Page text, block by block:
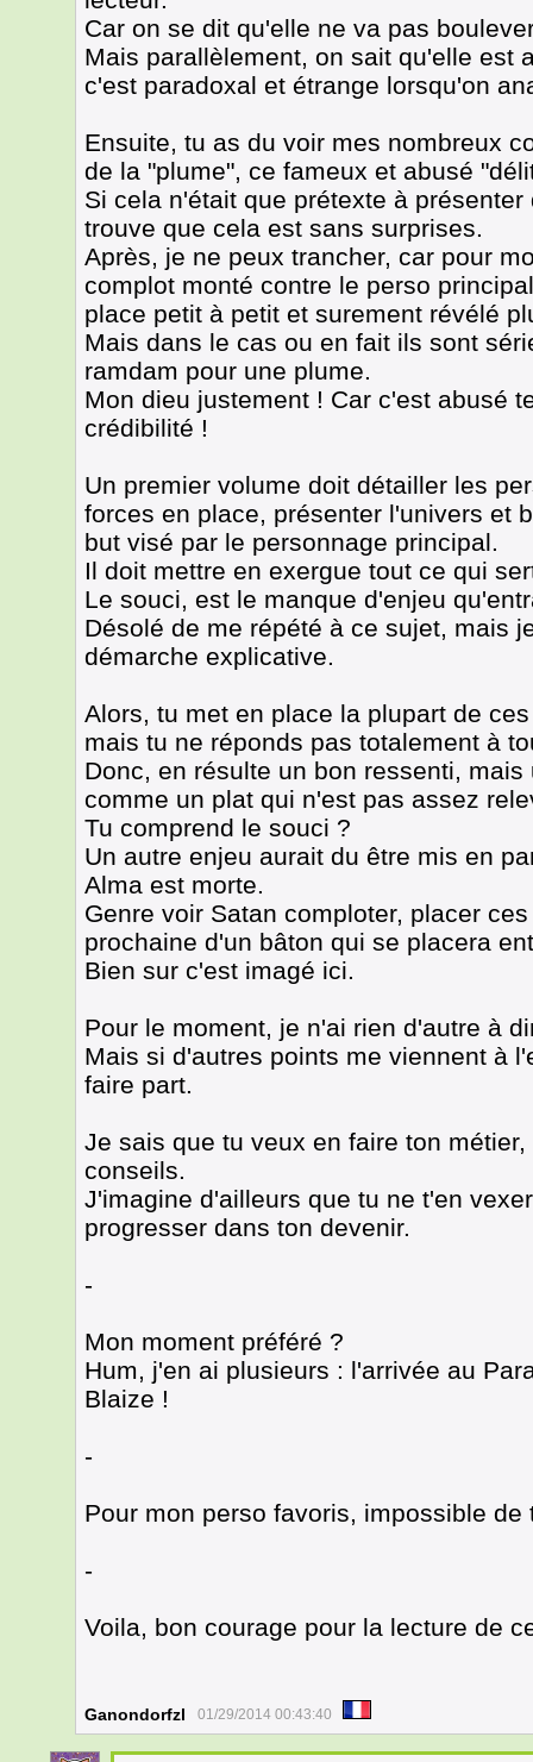
Car on se dit qu'elle ne va pas
Mais parallèlement, on sait qu'elle est
c'est paradoxal et étrange lorsqu'on
Ensuite, tu as du voir mes nombreux
de la "plume", ce fameux et abusé
Si cela n'était que prétexte à
trouve que cela est sans surprises.
Après, je ne peux trancher, car pour
complot monté contre le perso
place petit à petit et surement révélé
Mais dans le cas ou en fait ils sont
ramdam pour une plume.
Mon dieu justement ! Car c'est abusé
crédibilité !
Un premier volume doit détailler les
forces en place, présenter l'univers et
but visé par le personnage principal.
Il doit mettre en exergue tout ce qui
Le souci, est le manque d'enjeu
Désolé de me répété à ce sujet, mais
démarche explicative.
Alors, tu met en place la plupart de
mais tu ne réponds pas totalement à
Donc, en résulte un bon ressenti,
comme un plat qui n'est pas assez
Tu comprend le souci ?
Un autre enjeu aurait du être mis en
Alma est morte.
Genre voir Satan comploter, placer
prochaine d'un bâton qui se placera
Bien sur c'est imagé ici.
Pour le moment, je n'ai rien d'autre à
Mais si d'autres points me viennent à
faire part.
Je sais que tu veux en faire ton
conseils.
J'imagine d'ailleurs que tu ne t'en
progresser dans ton devenir.
-
Mon moment préféré ?
Hum, j'en ai plusieurs : l'arrivée au
Blaize !
-
Pour mon perso favoris, impossible
-
Voila, bon courage pour la lecture de
Ganondorfzl 01/29/2014 00:43:40